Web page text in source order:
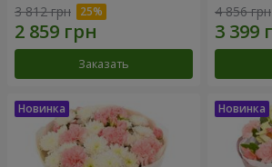
3 812 грн
Заказать
4 856 грн